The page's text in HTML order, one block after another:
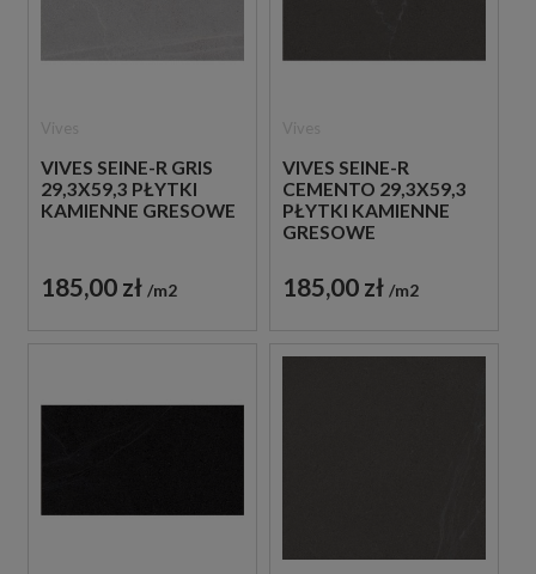
VIVES SEINE-R GRIS
29,3X59,3 PŁYTKI
KAMIENNE GRESOWE
185,00 zł m2
VIVES SEINE-R
CEMENTO 29,3X59,3
PŁYTKI KAMIENNE
GRESOWE
185,00 zł m2